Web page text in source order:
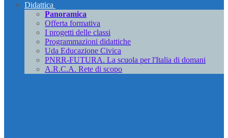
Didattica
Panoramica
Offerta formativa
I progetti delle classi
Programmazioni didattiche
Uda Educazione Civica
PNRR-FUTURA. La scuola per l'Italia di domani
A.R.C.A. Rete di scopo